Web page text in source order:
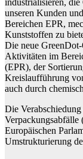
unseren Kunden
Bereichen EPR,
Kunststoffen zu
Die neue
Aktivitäten im
(EPR), der
Kreislaufführung
auch durch
Die
Europäischen
Umstrukturierung